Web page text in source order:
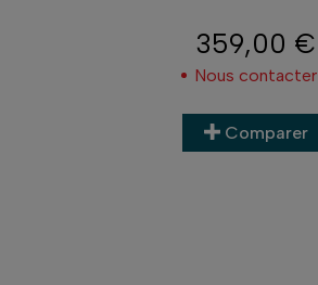
Prix
359,00 €
Nous contacter
Comparer